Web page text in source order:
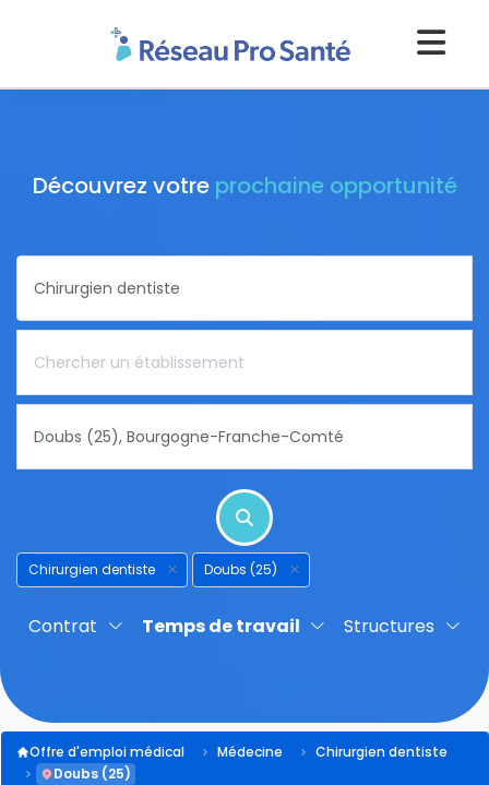
Découvrez votre prochaine opportunité
Chirurgien dentiste Doubs (25)
Contrat Temps de travail Structures
Offre d'emploi médical Médecine
Chirurgien dentiste
Doubs (25)